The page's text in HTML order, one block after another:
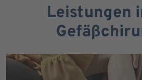
Leistungen